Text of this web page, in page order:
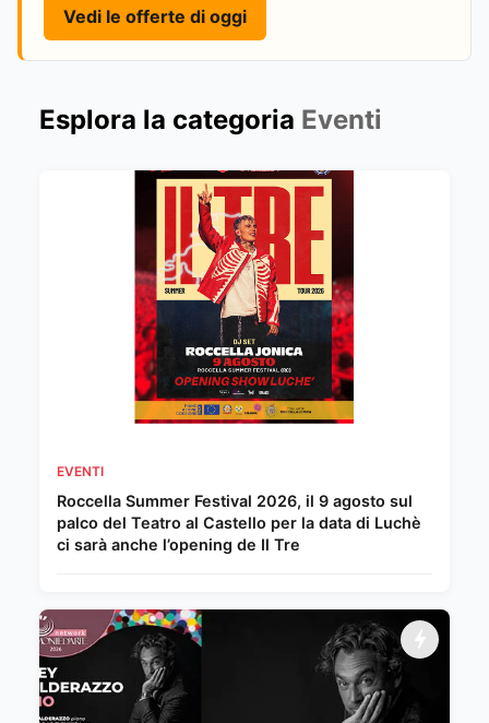
Vedi le offerte di oggi
Esplora la categoria Eventi
EVENTI
Roccella Summer Festival 2026, il 9 agosto sul
palco del Teatro al Castello per la data di Luchè
ci sarà anche l’opening de Il Tre